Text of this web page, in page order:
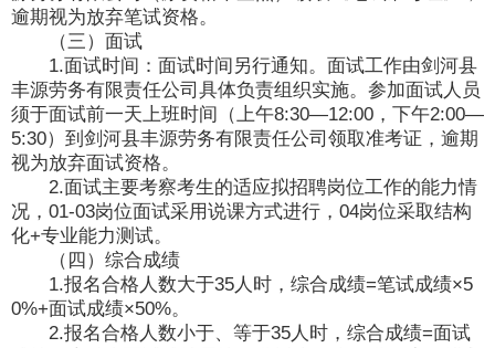
逾期视为放弃笔试资格。
（三）面试
1.面试时间：面试时间另行通知。面试工作由剑河县
丰源劳务有限责任公司具体负责组织实施。参加面试人员
须于面试前一天上班时间（上午8:30—12:00，下午2:00—
5:30）到剑河县丰源劳务有限责任公司领取准考证，逾期
视为放弃面试资格。
2.面试主要考察考生的适应拟招聘岗位工作的能力情
况，01-03岗位面试采用说课方式进行，04岗位采取结构
化+专业能力测试。
（四）综合成绩
1.报名合格人数大于35人时，综合成绩=笔试成绩×5
0%+面试成绩×50%。
2.报名合格人数小于、等于35人时，综合成绩=面试